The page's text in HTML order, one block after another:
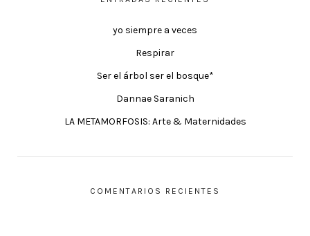
yo siempre a veces
Respirar
Ser el árbol ser el bosque*
Dannae Saranich
LA METAMORFOSIS: Arte & Maternidades
COMENTARIOS RECIENTES